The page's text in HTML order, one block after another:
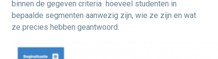
binnen de gegeven criteria hoeveel studenten in
bepaalde segmenten aanwezig zijn, wie ze zijn en wat
ze precies hebben geantwoord.